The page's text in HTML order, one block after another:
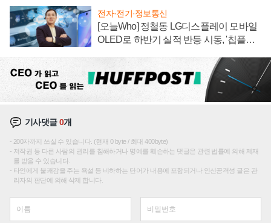
전자·전기·정보통신
[오늘Who] 정철동 LG디스플레이 모바일
OLED로 하반기 실적 반등 시동, '칩플레
기사댓글0개
200자까지 쓰실 수 있습니다. (현재 0 byte / 최대 400byte)
저작권 등 다른 사람의 권리를 침해하거나 명예를 훼손하는 댓글은 관련 법률에 의해 제재
를 받을 수 있습니다.
타인에게 불쾌감을 주는 욕설 등 비하하는 단어가 내용에 포함되거나 인신공격성 글은 관
리자의 판단에 의해 삭제 합니다.